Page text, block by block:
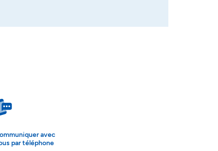
avec
par téléphone